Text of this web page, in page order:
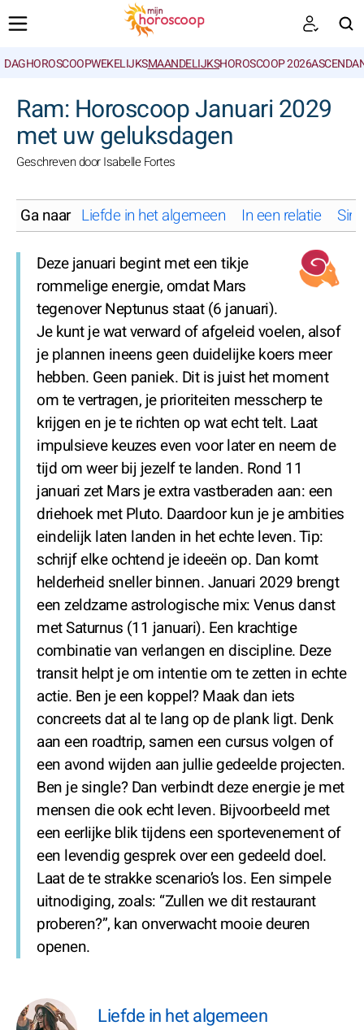
DAGHOROSCOOPWEKELIJKSMAANDELIJKSHOROSCOOP 2026
Ram: Horoscoop Januari 2029
met uw geluksdagen
Geschreven door Isabelle Fortes
Ga naar Liefde in het algemeen In een relatie
Deze januari begint met een tikje
rommelige energie, omdat Mars
tegenover Neptunus staat (6 januari).
Je kunt je wat verward of afgeleid voelen, alsof
je plannen ineens geen duidelijke koers meer
hebben. Geen paniek. Dit is juist het moment
om te vertragen, je prioriteiten messcherp te
krijgen en je te richten op wat echt telt. Laat
impulsieve keuzes even voor later en neem de
tijd om weer bij jezelf te landen. Rond 11
januari zet Mars je extra vastberaden aan: een
driehoek met Pluto. Daardoor kun je je ambities
eindelijk laten landen in het echte leven. Tip:
schrijf elke ochtend je ideeën op. Dan komt
helderheid sneller binnen. Januari 2029 brengt
een zeldzame astrologische mix: Venus danst
met Saturnus (11 januari). Een krachtige
combinatie van verlangen en discipline. Deze
transit helpt je om intentie om te zetten in echte
actie. Ben je een koppel? Maak dan iets
concreets dat al te lang op de plank ligt. Denk
aan een roadtrip, samen een cursus volgen of
een avond wijden aan jullie gedeelde projecten.
Ben je single? Dan verbindt deze energie je met
mensen die ook echt leven. Bijvoorbeeld met
een eerlijke blik tijdens een sportevenement of
een levendig gesprek over een gedeeld doel.
Laat de te strakke scenario’s los. Een simpele
uitnodiging, zoals: “Zullen we dit restaurant
proberen?”, kan onverwacht mooie deuren
openen.
Liefde in het algemeen